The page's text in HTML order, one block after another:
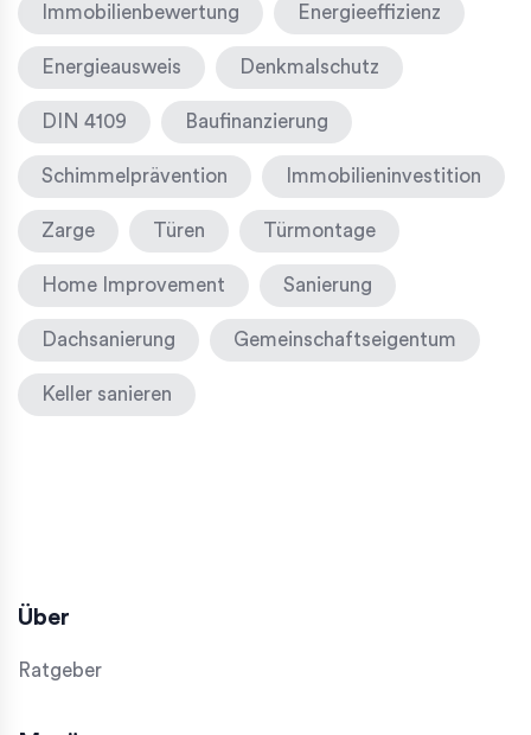
Immobilienbewertung Energieeffizienz
Energieausweis Denkmalschutz
DIN 4109 Baufinanzierung
Schimmelprävention Immobilieninvestition
Zarge Türen Türmontage
Home Improvement Sanierung
Dachsanierung Gemeinschaftseigentum
Keller sanieren
Über
Ratgeber